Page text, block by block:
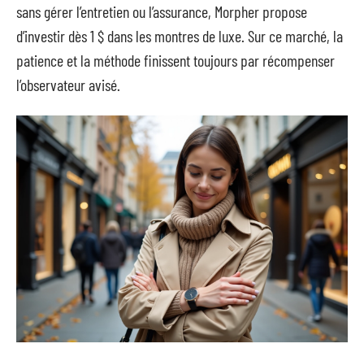
sans gérer l’entretien ou l’assurance, Morpher propose
d’investir dès 1 $ dans les montres de luxe. Sur ce marché, la
patience et la méthode finissent toujours par récompenser
l’observateur avisé.